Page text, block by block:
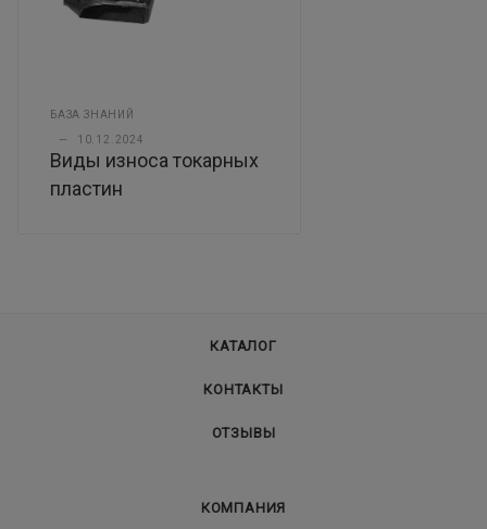
БАЗА ЗНАНИЙ
— 10.12.2024
Виды износа токарных
пластин
КАТАЛОГ
КОНТАКТЫ
ОТЗЫВЫ
КОМПАНИЯ